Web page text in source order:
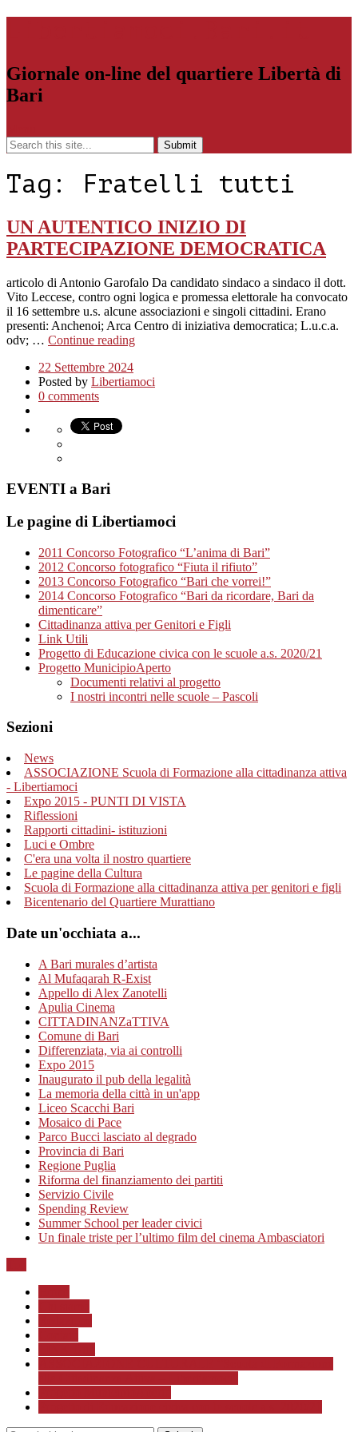
Giornale on-line del quartiere Libertà di
Bari
Tag: Fratelli tutti
UN AUTENTICO INIZIO DI
PARTECIPAZIONE DEMOCRATICA
articolo di Antonio Garofalo Da candidato sindaco a sindaco il dott.
Vito Leccese, contro ogni logica e promessa elettorale ha convocato
il 16 settembre u.s. alcune associazioni e singoli cittadini. Erano
presenti: Anchenoi; Arca Centro di iniziativa democratica; L.u.c.a.
odv; … Continue reading
22 Settembre 2024
Posted by Libertiamoci
0 comments
EVENTI a Bari
Le pagine di Libertiamoci
2011 Concorso Fotografico “L’anima di Bari”
2012 Concorso fotografico “Fiuta il rifiuto”
2013 Concorso Fotografico “Bari che vorrei!”
2014 Concorso Fotografico “Bari da ricordare, Bari da
dimenticare”
Cittadinanza attiva per Genitori e Figli
Link Utili
Progetto di Educazione civica con le scuole a.s. 2020/21
Progetto MunicipioAperto
Documenti relativi al progetto
I nostri incontri nelle scuole – Pascoli
Sezioni
News
ASSOCIAZIONE Scuola di Formazione alla cittadinanza attiva
- Libertiamoci
Expo 2015 - PUNTI DI VISTA
Riflessioni
Rapporti cittadini- istituzioni
Luci e Ombre
C'era una volta il nostro quartiere
Le pagine della Cultura
Scuola di Formazione alla cittadinanza attiva per genitori e figli
Bicentenario del Quartiere Murattiano
Date un'occhiata a...
A Bari murales d’artista
Al Mufaqarah R-Exist
Appello di Alex Zanotelli
Apulia Cinema
CITTADINANZaTTIVA
Comune di Bari
Differenziata, via ai controlli
Expo 2015
Inaugurato il pub della legalità
La memoria della città in un'app
Liceo Scacchi Bari
Mosaico di Pace
Parco Bucci lasciato al degrado
Provincia di Bari
Regione Puglia
Riforma del finanziamento dei partiti
Servizio Civile
Spending Review
Summer School per leader civici
Un finale triste per l’ultimo film del cinema Ambasciatori